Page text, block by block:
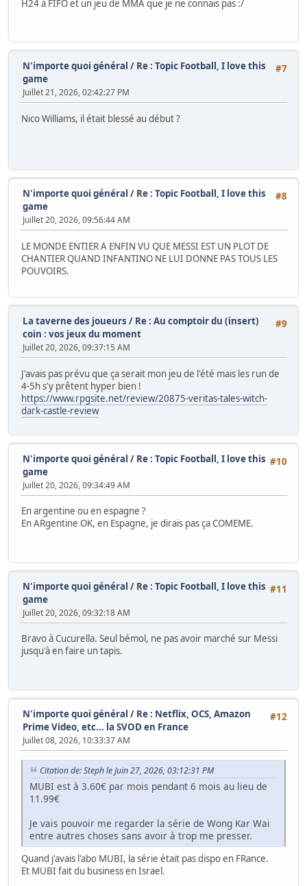
H24 à FIFO et un jeu de MMA que je ne connais pas :/
#7
N'importe quoi général / Re : Topic Football, I love this
game
Juillet 21, 2026, 02:42:27 PM
Nico Williams, il était blessé au début ?
#8
N'importe quoi général / Re : Topic Football, I love this
game
Juillet 20, 2026, 09:56:44 AM
LE MONDE ENTIER A ENFIN VU QUE MESSI EST UN PLOT DE
CHANTIER QUAND INFANTINO NE LUI DONNE PAS TOUS LES
POUVOIRS.
#9
La taverne des joueurs / Re : Au comptoir du (insert)
coin : vos jeux du moment
Juillet 20, 2026, 09:37:15 AM
J'avais pas prévu que ça serait mon jeu de l'été mais les run de
4-5h s'y prêtent hyper bien !
https://www.rpgsite.net/review/20875-veritas-tales-witch-
dark-castle-review
#10
N'importe quoi général / Re : Topic Football, I love this
game
Juillet 20, 2026, 09:34:49 AM
En argentine ou en espagne ?
En ARgentine OK, en Espagne, je dirais pas ça COMEME.
#11
N'importe quoi général / Re : Topic Football, I love this
game
Juillet 20, 2026, 09:32:18 AM
Bravo à Cucurella. Seul bémol, ne pas avoir marché sur Messi
jusqu'à en faire un tapis.
#12
N'importe quoi général / Re : Netflix, OCS, Amazon
Prime Video, etc... la SVOD en France
Juillet 08, 2026, 10:33:37 AM
Citation de: Steph le Juin 27, 2026, 03:12:31 PM
MUBI est à 3.60€ par mois pendant 6 mois au lieu de
11.99€
Je vais pouvoir me regarder la série de Wong Kar Wai
entre autres choses sans avoir à trop me presser.
Quand j'avais l'abo MUBI, la série était pas dispo en FRance.
Et MUBI fait du business en Israel.